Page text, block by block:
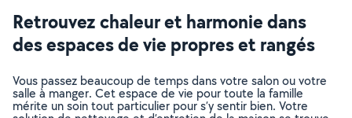
Retrouvez chaleur et harmonie dans
des espaces de vie propres et rangés
Vous passez beaucoup de temps dans votre salon ou votre
salle à manger. Cet espace de vie pour toute la famille
mérite un soin tout particulier pour s’y sentir bien. Votre